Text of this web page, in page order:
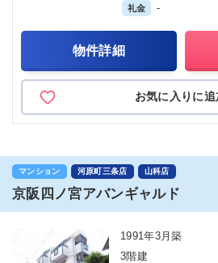
礼金 -
物件詳細
お気に入りに追
マンション 河原町三条店 山科店
京阪四ノ宮アバンギャルド
1991年3月築
3階建